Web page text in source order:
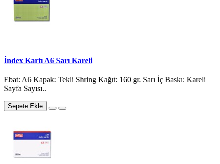
İndex Kartı A6 Sarı Kareli
Ebat: A6 Kapak: Tekli Shring Kağıt: 160 gr. Sarı İç Baskı: Kareli
Sayfa Sayısı..
Sepete Ekle